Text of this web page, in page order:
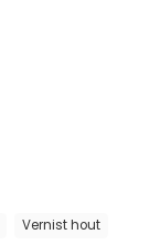
Vernist hout